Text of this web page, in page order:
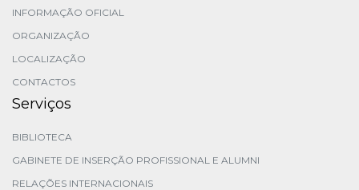
INFORMAÇÃO OFICIAL
ORGANIZAÇÃO
LOCALIZAÇÃO
CONTACTOS
Serviços
BIBLIOTECA
GABINETE DE INSERÇÃO PROFISSIONAL E ALUMNI
RELAÇÕES INTERNACIONAIS